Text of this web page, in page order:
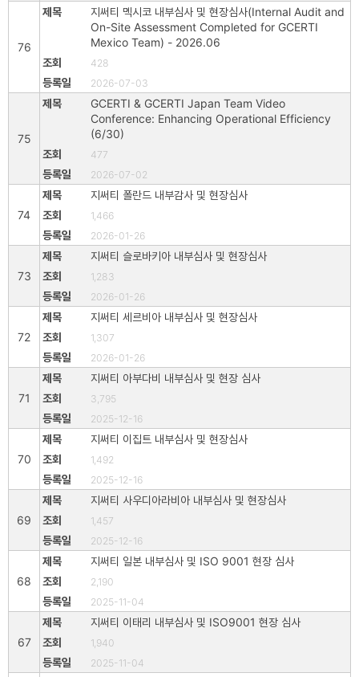
76
지써티 멕시코 내부심사 및 현장심사(Internal Audit and
On-Site Assessment Completed for GCERTI
Mexico Team) - 2026.06
428
2026-07-03
75
GCERTI & GCERTI Japan Team Video
Conference: Enhancing Operational Efficiency
(6/30)
477
2026-07-02
74
지써티 폴란드 내부감사 및 현장심사
1,466
2026-01-26
73
지써티 슬로바키아 내부심사 및 현장심사
1,283
2026-01-26
72
지써티 세르비아 내부심사 및 현장심사
1,307
2026-01-26
71
지써티 아부다비 내부심사 및 현장 심사
3,795
2025-12-16
70
지써티 이집트 내부심사 및 현장심사
1,492
2025-12-16
69
지써티 사우디아라비아 내부심사 및 현장심사
1,457
2025-12-16
68
지써티 일본 내부심사 및 ISO 9001 현장 심사
2,190
2025-11-04
67
지써티 이태리 내부심사 및 ISO9001 현장 심사
1,940
2025-11-04